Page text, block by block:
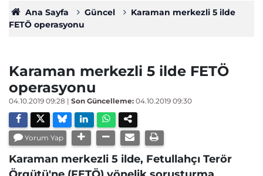
Ana Sayfa Güncel
Karaman merkezli 5 ilde
FETÖ operasyonu
Karaman merkezli 5 ilde FETÖ
operasyonu
04.10.2019 09:28 | Son Güncelleme: 04.10.2019 09:30
Yorum Yap
Karaman merkezli 5 ilde, Fetullahçı Terör